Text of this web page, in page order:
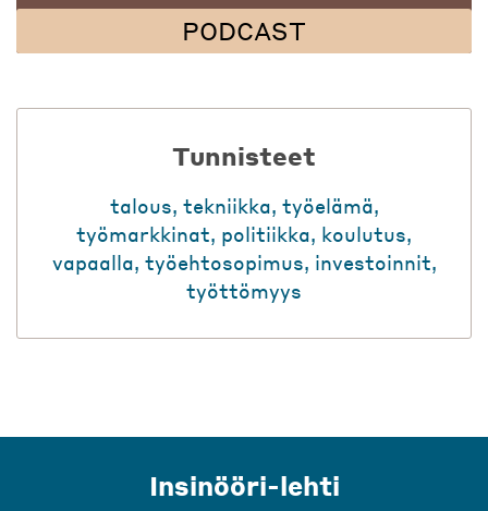
PODCAST
Tunnisteet
talous, tekniikka, työelämä,
työmarkkinat, politiikka, koulutus,
vapaalla, työehtosopimus, investoinnit,
työttömyys
Insinööri-lehti